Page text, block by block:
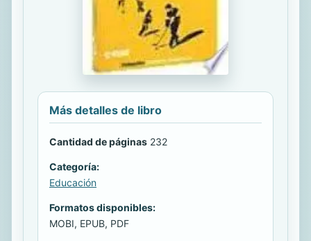
Más detalles de libro
Cantidad de páginas 232
Categoría:
Educación
Formatos disponibles:
MOBI, EPUB, PDF